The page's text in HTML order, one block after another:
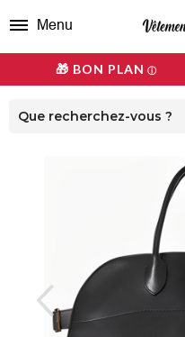
🎁 BON PLAN ⓘ
Menu